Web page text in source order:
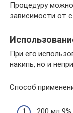
Процедуру
зависимости от
При его
накипь, но и
Способ
200 мл